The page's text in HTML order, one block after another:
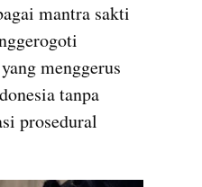
mantra sakti
menggerus
tanpa
prosedural